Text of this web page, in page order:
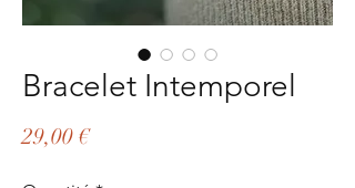
Bracelet Intemporel
29,00 €Prix